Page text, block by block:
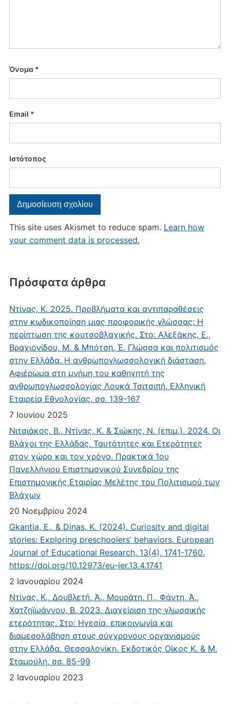
Πρόσφατα άρθρα
Ντίνας, Κ. 2025. Προβλήματα και αντιπαραθέσεις
στην κωδικοποίηση μιας προφορικής γλώσσας: Η
περίπτωση της κουτσοβλαχικής. Στο: Αλεξάκης, Ε.,
Βραχιονίδου, Μ. & Μπότση, Έ. Γλώσσα και πολιτισμός
στην Ελλάδα. Η ανθρωπογλωσσολογική διάσταση.
Αφιέρωμα στη μνήμη του καθηγητή της
ανθρωπογλωσσολογίας Λουκά Τσιτσιπή. Ελληνική
Εταιρεία Εθνολογίας, σσ. 139-167
7 Ιουνίου 2025
Νιτσιάκος, Β., Ντίνας, Κ. & Σιώκης, Ν. (επιμ.). 2024. Οι
Βλάχοι της Ελλάδας. Ταυτότητες και Ετερότητες
στον χώρο και τον χρόνο. Πρακτικά 1ου
Πανελλήνιου Επιστημονικού Συνεδρίου της
Επιστημονικής Εταιρίας Μελέτης του Πολιτισμού των
Βλάχων
20 Νοεμβρίου 2024
Gkantia, E., & Dinas, K. (2024). Curiosity and digital
stories: Exploring preschoolers’ behaviors. European
Journal of Educational Research, 13(4), 1741-1760.
https://doi.org/10.12973/eu-jer.13.4.1741
2 Ιανουαρίου 2024
Ντίνας, Κ., Δουβλετή, Ά., Μουράτη, Π., Φάντη, Ά.,
Χατζηϊωάννου, Β. 2023. Διαχείριση της γλωσσικής
ετερότητας. Στο: Ηγεσία, επικοινωνία και
διαμεσολάβηση στους σύγχρονους οργανισμούς
στην Ελλάδα. Θεσσαλονίκη. Εκδοτικός Οίκος Κ. & Μ.
Σταμούλη, σσ. 85-99
2 Ιανουαρίου 2023
Όνομα *
Email *
Ιστότοπος
This site uses Akismet to reduce spam. Learn how
your comment data is processed.